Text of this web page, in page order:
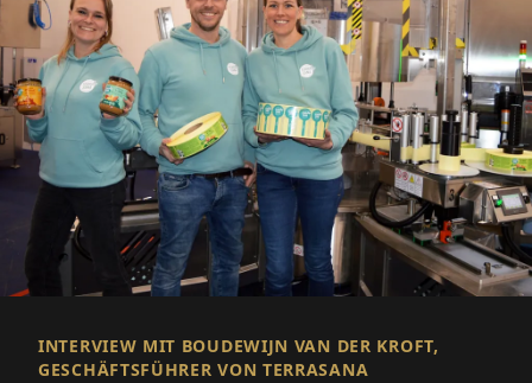
INTERVIEW MIT BOUDEWIJN VAN DER KROFT,
GESCHÄFTSFÜHRER VON TERRASANA